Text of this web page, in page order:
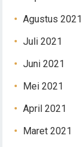
Agustus 2021
Juli 2021
Juni 2021
Mei 2021
April 2021
Maret 2021